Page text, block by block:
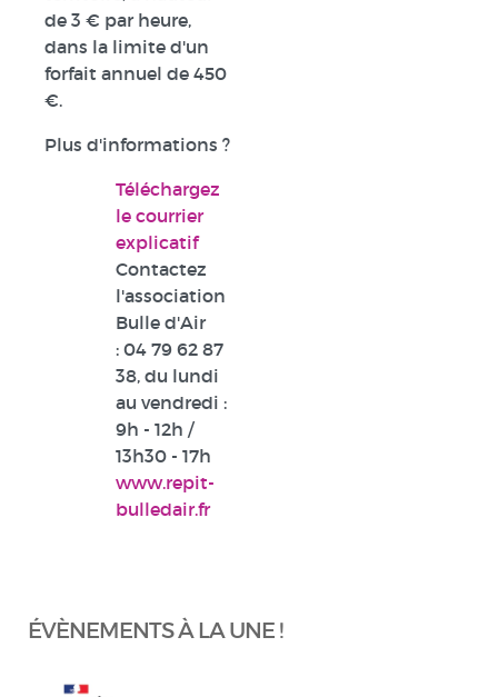
de 3 € par heure,
dans la limite d'un
forfait annuel de 450
€.
Plus d'informations ?
Téléchargez
le courrier
explicatif
Contactez
l'association
Bulle d'Air
: 04 79 62 87
38, du lundi
au vendredi :
9h - 12h /
13h30 - 17h
www.repit-
bulledair.fr
ÉVÈNEMENTS À LA UNE !